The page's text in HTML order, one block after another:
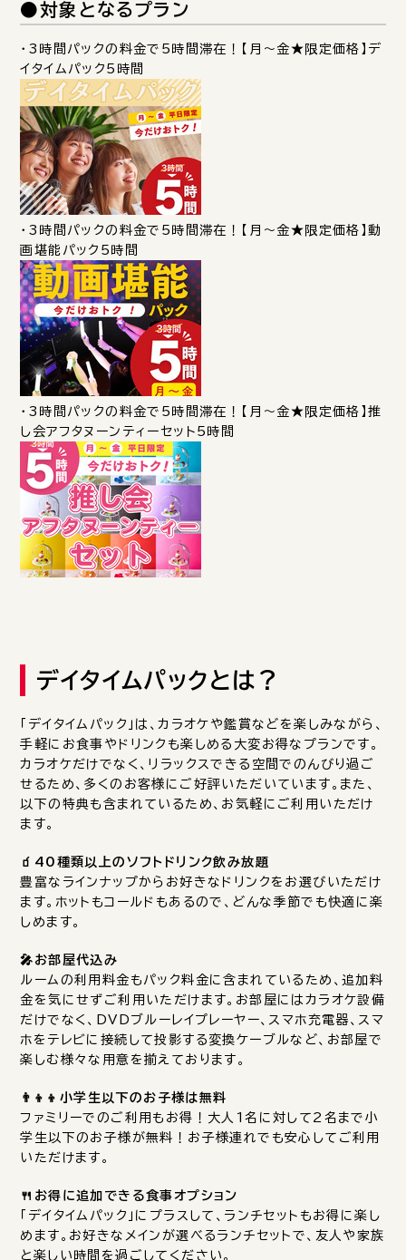
●対象となるプラン
・3時間パックの料金で5時間滞在！【月～金★限定価格】デ
イタイムパック5時間
・3時間パックの料金で5時間滞在！【月～金★限定価格】動
画堪能パック5時間
・3時間パックの料金で5時間滞在！【月～金★限定価格】推
し会アフタヌーンティーセット5時間
デイタイムパックとは？
「デイタイムパック」は、カラオケや鑑賞などを楽しみながら、
手軽にお食事やドリンクも楽しめる大変お得なプランです。
カラオケだけでなく、リラックスできる空間でのんびり過ご
せるため、多くのお客様にご好評いただいています。また、
以下の特典も含まれているため、お気軽にご利用いただけ
ます。
🧃40種類以上のソフトドリンク飲み放題
豊富なラインナップからお好きなドリンクをお選びいただけ
ます。ホットもコールドもあるので、どんな季節でも快適に楽
しめます。
🎤お部屋代込み
ルームの利用料金もパック料金に含まれているため、追加料
金を気にせずご利用いただけます。お部屋にはカラオケ設備
だけでなく、DVDブルーレイプレーヤー、スマホ充電器、スマ
ホをテレビに接続して投影する変換ケーブルなど、お部屋で
楽しむ様々な用意を揃えております。
👨‍👦‍👦小学生以下のお子様は無料
ファミリーでのご利用もお得！大人1名に対して2名まで小
学生以下のお子様が無料！お子様連れでも安心してご利用
いただけます。
🍴お得に追加できる食事オプション
「デイタイムパック」にプラスして、ランチセットもお得に楽し
めます。お好きなメインが選べるランチセットで、友人や家族
と楽しい時間を過ごしてください。